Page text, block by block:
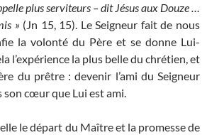
plus serviteurs – dit Jésus aux Douze …
» (Jn 15, 15). Le Seigneur fait de nous
la volonté du Père et se donne Lui-
l’expérience la plus belle du chrétien, et
du prêtre : devenir l’ami du Seigneur
son cœur que Lui est ami.
le départ du Maître et la promesse de